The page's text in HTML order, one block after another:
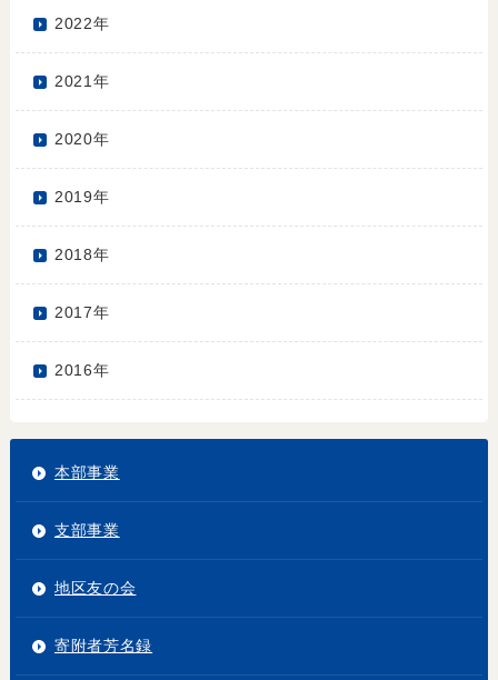
2022年
2021年
2020年
2019年
2018年
2017年
2016年
本部事業
支部事業
地区友の会
寄附者芳名録